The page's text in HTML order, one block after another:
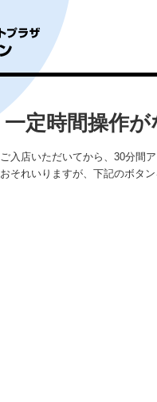
一定時間操作
ご入店いただいてから、30分間
おそれいりますが、下記のボタ